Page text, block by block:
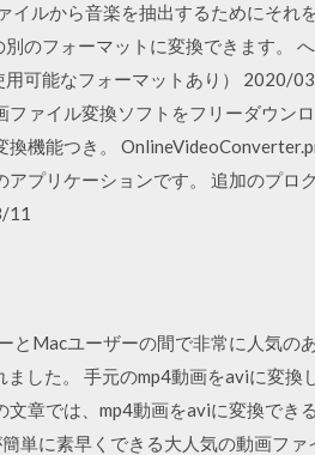
イルから音楽を抽出するためにそれ
のフォーマットに変換できます。
可能なフォーマットあり） 2020/
ァイル変換ソフトをフリーダウン
機能つき。
プリケーションです。 追加のプロ
11
とMacユーザーの間で非常に人気の
した。 手元のmp4動画をaviに変換
章では、mp4動画をaviに変換でき
単に素早くできる大人気の動画フ